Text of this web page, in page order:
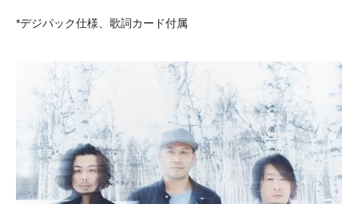
*デジパック仕様、歌詞カード付属